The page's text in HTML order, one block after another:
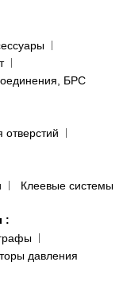
БРС
отверстий
Клеевые системы
:
давления